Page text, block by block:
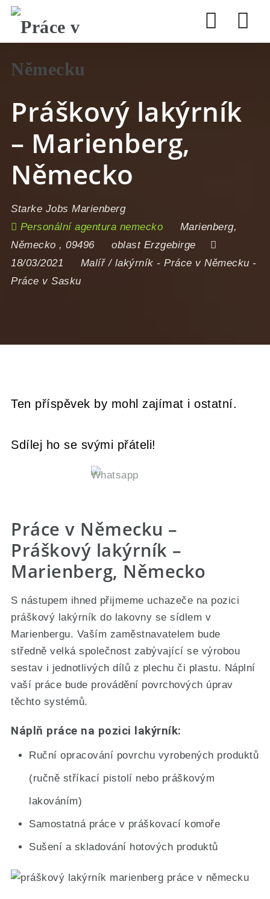
Práškový lakýrník
– Marienberg,
Německo
Starke Jobs Marienberg
Personální agentura nemecko
Marienberg,
Německo ,09496
oblast Erzgebirge
18/03/2021
Malíř / lakýrník -Práce v Německu -
Práce v Sasku
Ten příspěvek by mohl zajímat i ostatní.
Sdílej ho se svými přáteli!
Práce v Německu –
Práškový lakýrník –
Marienberg, Německo
S nástupem ihned přijmeme uchazeče na pozici
práškový lakýrník do lakovny se sídlem v
Marienbergu. Vaším zaměstnavatelem bude
středně velká společnost zabývající se výrobou
sestav i jednotlivých dílů z plechu či plastu. Náplní
vaší práce bude provádění povrchových úprav
těchto systémů.
Náplň práce na pozici lakýrník:
Ruční opracování povrchu vyrobených produktů
(ručně stříkací pistolí nebo práškovým
lakováním)
Samostatná práce v práškovací komoře
Sušení a skladování hotových produktů